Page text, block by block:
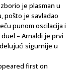
je plasman u
pošto je savladao
punom oscilacija i
– Arnaldi je prvi
sigurnije u
first on